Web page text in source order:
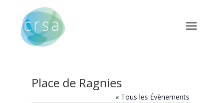
a
Place de Ragnies
« Tous les Évènements